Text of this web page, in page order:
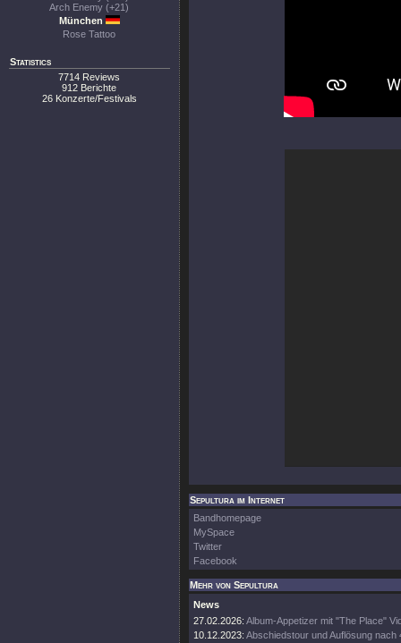
Arch Enemy (+21)
München
Rose Tattoo
Statistics
7714 Reviews
912 Berichte
26 Konzerte/Festivals
Sepultura im Internet
Bandhomepage
MySpace
Twitter
Facebook
Mehr von Sepultura
News
27.02.2026: Album-Appetizer mit "The Place"
10.12.2023: Abschiedstour und Auflösung nach